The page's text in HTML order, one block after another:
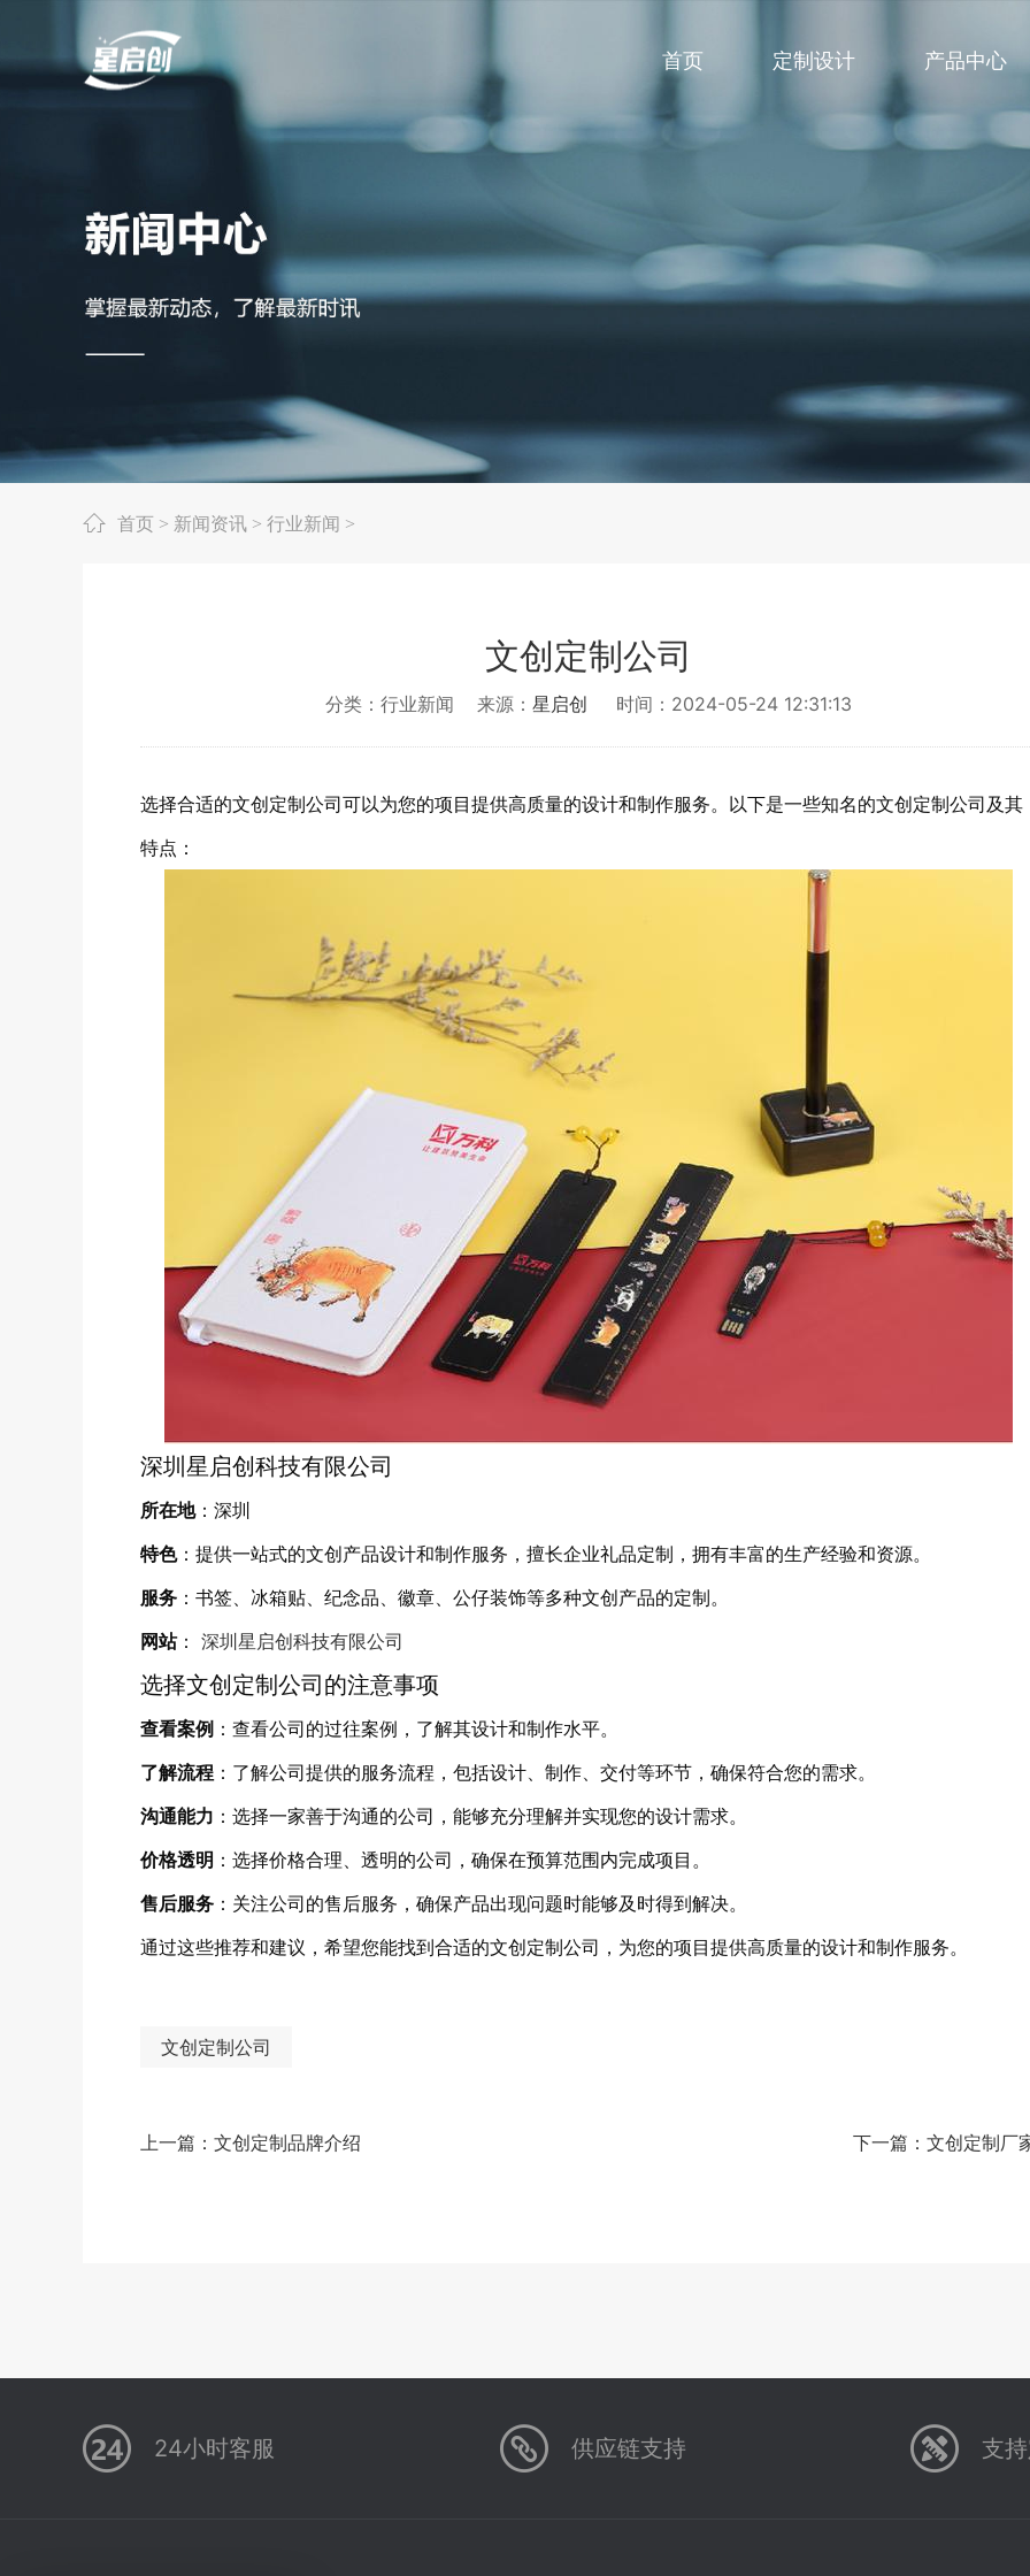
首页 定制设计 产品中心
首页 > 新闻资讯 > 行业新闻 >
文创定制公司
分类：行业新闻 来源： 星启创 时间：2024-05-24 12:31:13
选择合适的文创定制公司可以为您的项目提供高质量的设计和制作服务。以下是一些知名的文创定制公司及其
特点：
深圳星启创科技有限公司
所在地：深圳
特色：提供一站式的文创产品设计和制作服务，擅长企业礼品定制，拥有丰富的生产经验和资源。
服务 ：书签、冰箱贴、纪念品、徽章、公仔装饰等多种文创产品的定制。
网站： 深圳星启创科技有限公司
选择文创定制公司的注意事项
查看案例 ：查看公司的过往案例，了解其设计和制作水平。
了解流程 ：了解公司提供的服务流程，包括设计、制作、交付等环节，确保符合您的需求。
沟通能力 ：选择一家善于沟通的公司，能够充分理解并实现您的设计需求。
价格透明 ：选择价格合理、透明的公司，确保在预算范围内完成项目。
售后服务 ：关注公司的售后服务，确保产品出现问题时能够及时得到解决。
通过这些推荐和建议，希望您能找到合适的文创定制公司，为您的项目提供高质量的设计和制作服务。
文创定制公司
上一篇： 文创定制品牌介绍 下一篇： 文创定制厂
24小时客服 供应链支持 支